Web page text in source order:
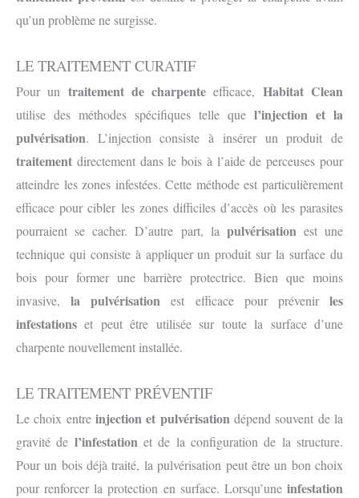
qu’un problème ne surgisse.
LE TRAITEMENT CURATIF
Pour un traitement de charpente efficace, Habitat Clean
utilise des méthodes spécifiques telle que l’injection et la
pulvérisation. L’injection consiste à insérer un produit de
traitement directement dans le bois à l’aide de perceuses pour
atteindre les zones infestées. Cette méthode est particulièrement
efficace pour cibler les zones difficiles d’accès où les parasites
pourraient se cacher. D’autre part, la pulvérisation est une
technique qui consiste à appliquer un produit sur la surface du
bois pour former une barrière protectrice. Bien que moins
invasive,la pulvérisation est efficace pour prévenirles
infestations et peut être utilisée sur toute la surface d’une
charpente nouvellement installée.
LE TRAITEMENT PRÉVENTIF
Le choix entre injection et pulvérisation dépend souvent de la
gravité de l’infestation et de la configuration de la structure.
Pour un bois déjà traité, la pulvérisation peut être un bon choix
pour renforcer la protection en surface. Lorsqu’une infestation